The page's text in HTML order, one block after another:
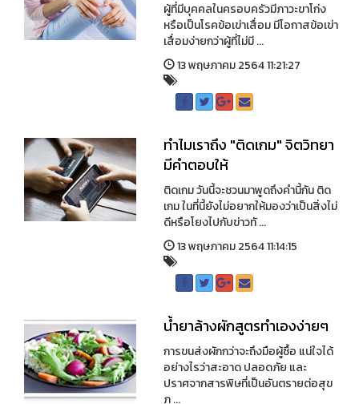
ผู้ที่มีบุคคลในครอบครัวมีภาวะขาโก่ง
หรือเป็นโรคข้อเข่าเสื่อม มีโอกาสข้อเข่า
เสื่อมง่ายกว่าผู้ที่ไม่มี ...
13 พฤษภาคม 2564 11:21:27
ทำไมเราถึง "ติดเกม" จิตวิทยา
มีคำตอบให้
ติดเกม วันนี้จะชวนมาพูดถึงคำนี้กัน ติด
เกม ในที่นี้ยังไม่อยากให้มองว่าเป็นสิ่งไม่
ดีหรือโยงไปกับข่าวทั ...
13 พฤษภาคม 2564 11:14:15
น้ำยาล้างผักสูตรทำเองง่ายๆ
การขนส่งผักกว่าจะถึงมือผู้ซื้อ แน่ใจได้
อย่างไรว่าสะอาด ปลอดภัย และ
ปราศจากสารพิษที่เป็นอันตรายต่อสุข
ภ ...